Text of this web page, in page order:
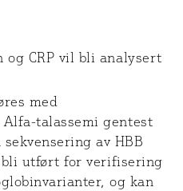
og CRP vil bli analysert
med
talassemi gentest
av HBB
utført for verifisering
og kan